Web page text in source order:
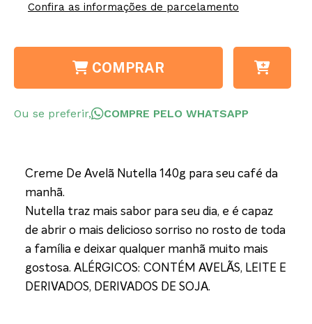
Confira as informações de parcelamento
COMPRAR
Ou se preferir, COMPRE PELO WHATSAPP
Creme De Avelã Nutella 140g para seu café da
manhã.
Nutella traz mais sabor para seu dia, e é capaz
de abrir o mais delicioso sorriso no rosto de toda
a família e deixar qualquer manhã muito mais
gostosa. ALÉRGICOS: CONTÉM AVELÃS, LEITE E
DERIVADOS, DERIVADOS DE SOJA.